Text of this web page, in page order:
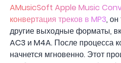
AMusicSoft Apple Music
конвертация треков в MP3,
другие выходные форматы,
AC3 и M4A. После процесса
начнется мгновенно. Этот